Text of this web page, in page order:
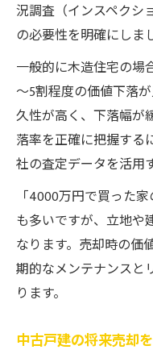
況調査（インスペクシ
の必要性を明確にしま
一般的に木造住宅の場
～5割程度の価値下落
久性が高く、下落幅が
落率を正確に把握する
社の査定データを活用
「4000万円で買った
も多いですが、立地や
なります。売却時の価
期的なメンテナンスと
ります。
中古戸建の将来売却